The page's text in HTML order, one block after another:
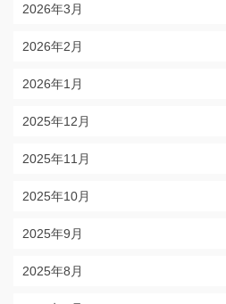
2026年3月
2026年2月
2026年1月
2025年12月
2025年11月
2025年10月
2025年9月
2025年8月